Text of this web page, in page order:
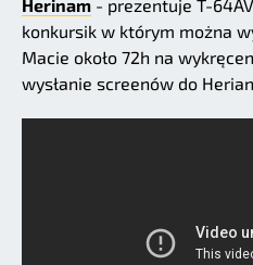
Herinam - prezentuje T-
konkursik w którym można
Macie około 72h na
wysłanie screenów do